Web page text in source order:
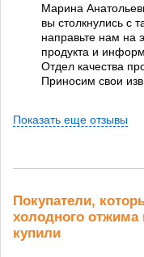
Марина
вы столкнулись с
направьте нам на
продукта и
Отдел качества
Приносим свои
Показать еще отзывы
Покупатели,
холодного отжима
купили